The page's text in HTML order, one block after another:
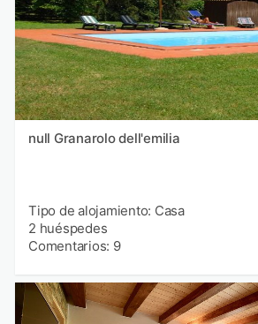
null Granarolo dell'emilia
Tipo de alojamiento: Casa
2 huéspedes
Comentarios: 9